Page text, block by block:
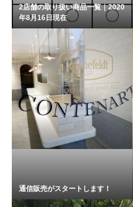
2店舗の取り扱い商品一覧｜2020
年8月16日現在
通信販売がスタートします！